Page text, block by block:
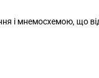
і мнемосхемою, що